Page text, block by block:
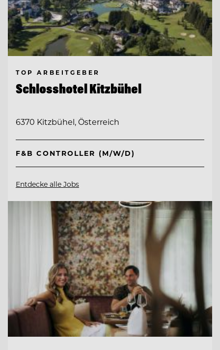
TOP ARBEITGEBER
Schlosshotel Kitzbühel
6370 Kitzbühel, Österreich
F&B CONTROLLER (M/W/D)
Entdecke alle Jobs